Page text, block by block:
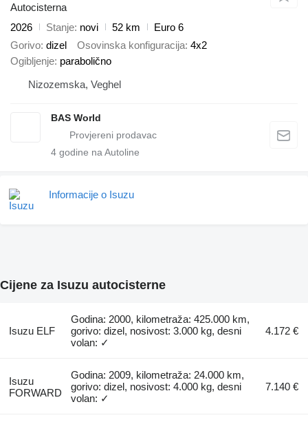
Autocisterna
2026
Stanje novi 52 km
Euro 6
Gorivo dizel Osovinska konfiguracija 4x2
Ogibljenje parabolično
Nizozemska, Veghel
BAS World
4 godine na Autoline
Informacije o Isuzu
Cijene za Isuzu autocisterne
Isuzu ELF
Godina: 2000, kilometraža: 425.000 km,
gorivo: dizel, nosivost: 3.000 kg, desni
volan: ✓
4.172 €
Isuzu
FORWARD
Godina: 2009, kilometraža: 24.000 km,
gorivo: dizel, nosivost: 4.000 kg, desni
volan: ✓
7.140 €